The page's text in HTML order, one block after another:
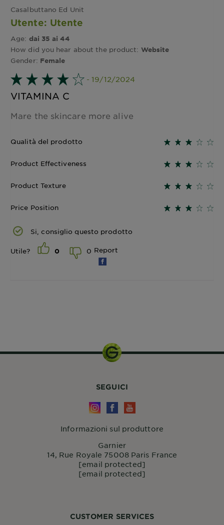
Casalbuttano Ed Unit
Utente: Utente
Age: dai 35 ai 44
How did you hear about the product: Website
Gender: Female
- 19/12/2024
VITAMINA C
Mare the skincare more alive
Qualità del prodotto
Product Effectiveness
Product Texture
Price Position
Si, consiglio questo prodotto
Utile? 0 0 Report
CUSTOMER SERVICES
SEGUICI
Informazioni sul produttore
Garnier
14, Rue Royale 75008 Paris France
[email protected]
[email protected]